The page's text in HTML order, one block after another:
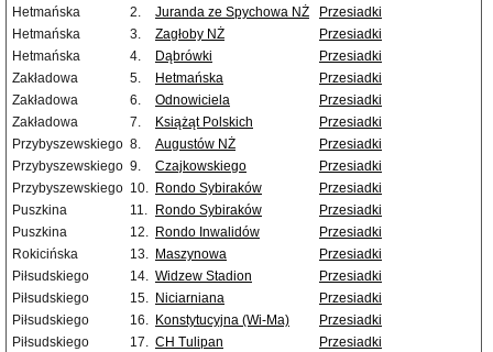
Hetmańska
2. Juranda ze Spychowa NŻ
Przesiadki
Hetmańska
3. Zagłoby NŻ
Przesiadki
Hetmańska
4. Dąbrówki
Przesiadki
Zakładowa
5. Hetmańska
Przesiadki
Zakładowa
6. Odnowiciela
Przesiadki
Zakładowa
7. Książąt Polskich
Przesiadki
Przybyszewskiego 8. Augustów NŻ
Przesiadki
Przybyszewskiego 9. Czajkowskiego
Przesiadki
Przybyszewskiego 10. Rondo Sybiraków
Przesiadki
Puszkina
11. Rondo Sybiraków
Przesiadki
Puszkina
12. Rondo Inwalidów
Przesiadki
Rokicińska
13. Maszynowa
Przesiadki
Piłsudskiego
14. Widzew Stadion
Przesiadki
Piłsudskiego
15. Niciarniana
Przesiadki
Piłsudskiego
16. Konstytucyjna (Wi-Ma)
Przesiadki
Piłsudskiego
17. CH Tulipan
Przesiadki